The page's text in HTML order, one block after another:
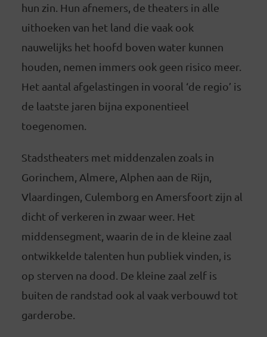
hun zin. Hun afnemers, de theaters in alle
uithoeken van het land die vaak ook
nauwelijks het hoofd boven water kunnen
houden, nemen immers ook geen risico meer.
Het aantal afgelastingen in vooral ‘de regio’ is
de laatste jaren bijna exponentieel
toegenomen.
Stadstheaters met middenzalen zoals in
Gorinchem, Almere, Alphen aan de Rijn,
Vlaardingen, Culemborg en Amersfoort zijn al
dicht of verkeren in zwaar weer. Het
middensegment, waarin de in de kleine zaal
ontwikkelde talenten hun publiek vinden, is
op sterven na dood. De kleine zaal zelf is
buiten de randstad ook al vaak verbouwd tot
garderobe.